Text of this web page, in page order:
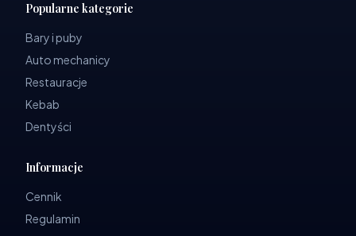
Popularne kategorie
Bary i puby
Auto mechanicy
Restauracje
Kebab
Dentyści
Informacje
Cennik
Regulamin